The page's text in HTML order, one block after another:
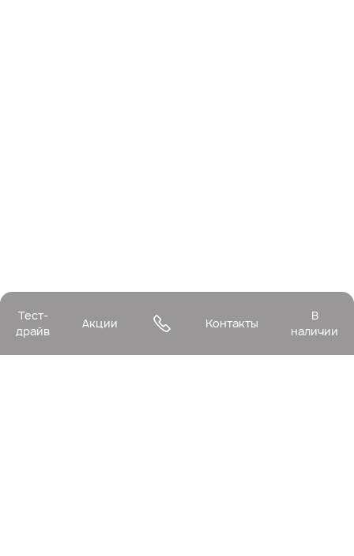
Тест-
драйв
Акции Контакты
В
наличии